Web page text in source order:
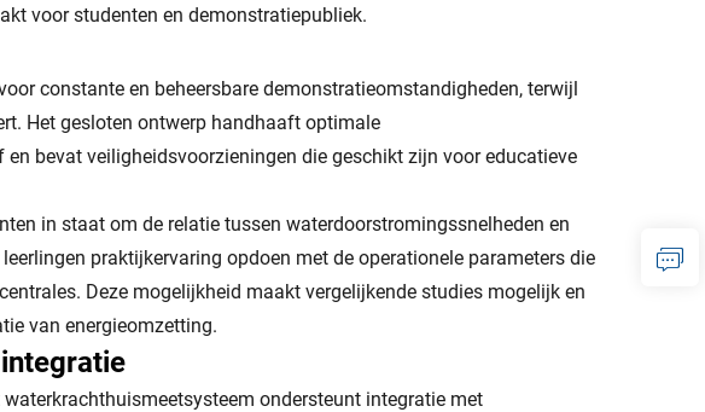
voor studenten en demonstratiepubliek.
constante en beheersbare demonstratieomstandigheden, terwijl
Het gesloten ontwerp handhaaft optimale
bevat veiligheidsvoorzieningen die geschikt zijn voor educatieve
in staat om de relatie tussen waterdoorstromingssnelheden en
praktijkervaring opdoen met de operationele parameters die
Deze mogelijkheid maakt vergelijkende studies mogelijk en
van energieomzetting.
ondersteunt integratie met